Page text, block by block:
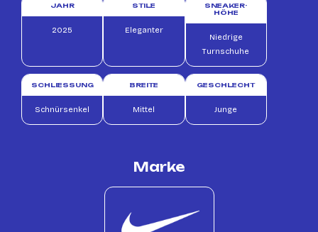
JAHR
2025
STILE
Eleganter
SNEAKER-
HÖHE
Niedrige
Turnschuhe
SCHLIESSUNG
Schnürsenkel
BREITE
Mittel
GESCHLECHT
Junge
Marke